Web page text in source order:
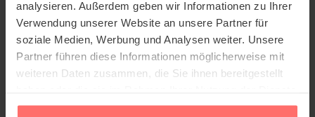
analysieren. Außerdem geben wir Informationen zu Ihrer
Verwendung unserer Website an unsere Partner für
soziale Medien, Werbung und Analysen weiter. Unsere
Partner führen diese Informationen möglicherweise mit
weiteren Daten zusammen, die Sie ihnen bereitgestellt
gesammelt haben.